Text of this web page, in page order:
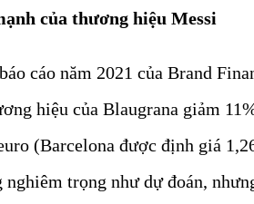
của thương hiệu Messi
cáo năm 2021 của Brand
hiệu của Blaugrana giảm
(Barcelona được định giá
nghiêm trọng như dự đoán,